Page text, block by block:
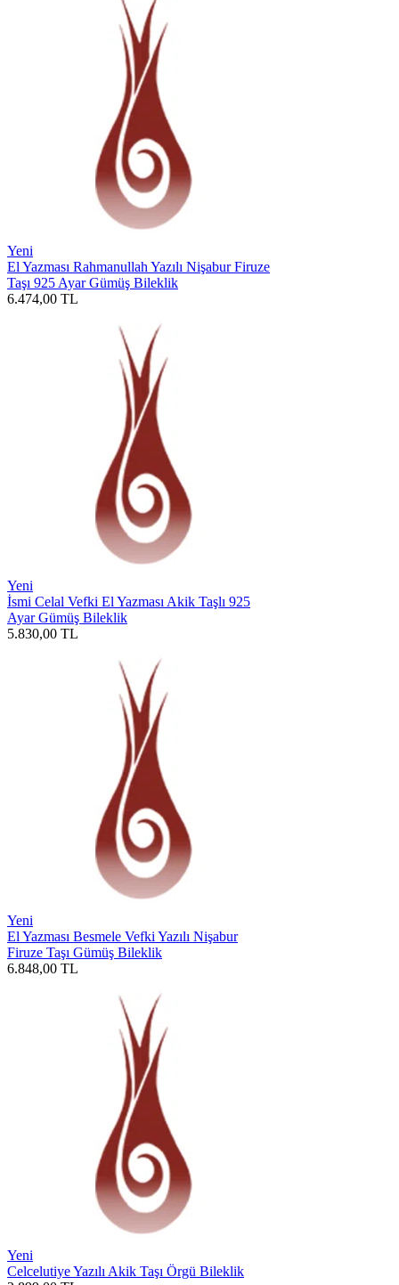
Yeni
El Yazması Rahmanullah Yazılı Nişabur Firuze
Taşı 925 Ayar Gümüş Bileklik
6.474,00 TL
Yeni
İsmi Celal Vefki El Yazması Akik Taşlı 925
Ayar Gümüş Bileklik
5.830,00 TL
Yeni
El Yazması Besmele Vefki Yazılı Nişabur
Firuze Taşı Gümüş Bileklik
6.848,00 TL
Yeni
Celcelutiye Yazılı Akik Taşı Örgü Bileklik